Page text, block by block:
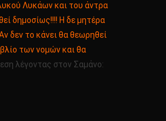
Λυκάων και του άντρα
δημοσίως!!!! Η δε μητέρα
δεν το κάνει θα θεωρηθεί
των νομών και θα
λέγοντας στον Σαμάνο: